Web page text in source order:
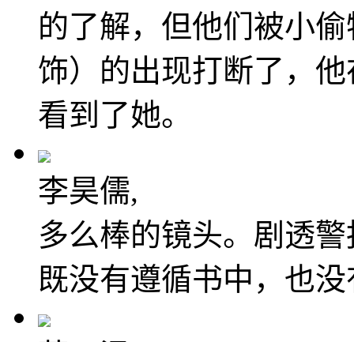
的了解，但他们被小
饰）的出现打断了，
看到了她。
李昊儒,
多么棒的镜头。剧透
既没有遵循书中，也